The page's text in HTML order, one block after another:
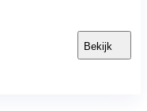
Bekijk